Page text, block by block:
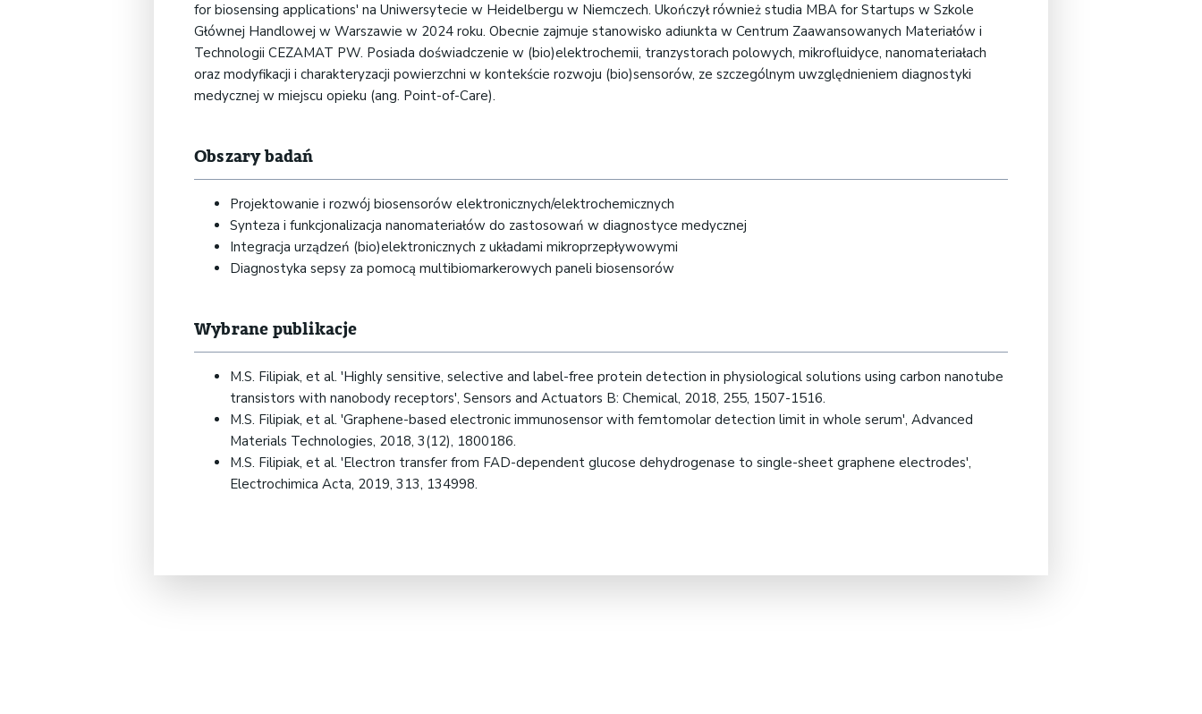
for biosensing applications' na Uniwersytecie w Heidelbergu w Niemczech. Ukończył również studia MBA for Startups w Szkole
Głównej Handlowej w Warszawie w 2024 roku. Obecnie zajmuje stanowisko adiunkta w Centrum Zaawansowanych Materiałów i
Technologii CEZAMAT PW. Posiada doświadczenie w (bio)elektrochemii, tranzystorach polowych, mikrofluidyce, nanomateriałach
oraz modyfikacji i charakteryzacji powierzchni w kontekście rozwoju (bio)sensorów, ze szczególnym uwzględnieniem diagnostyki
medycznej w miejscu opieku (ang. Point-of-Care).
Obszary badań
Projektowanie i rozwój biosensorów elektronicznych/elektrochemicznych
Synteza i funkcjonalizacja nanomateriałów do zastosowań w diagnostyce medycznej
Integracja urządzeń (bio)elektronicznych z układami mikroprzepływowymi
Diagnostyka sepsy za pomocą multibiomarkerowych paneli biosensorów
Wybrane publikacje
M.S. Filipiak, et al. 'Highly sensitive, selective and label-free protein detection in physiological solutions using carbon nanotube
transistors with nanobody receptors', Sensors and Actuators B: Chemical, 2018, 255, 1507-1516.
M.S. Filipiak, et al. 'Graphene-based electronic immunosensor with femtomolar detection limit in whole serum', Advanced
Materials Technologies, 2018, 3(12), 1800186.
M.S. Filipiak, et al. 'Electron transfer from FAD-dependent glucose dehydrogenase to single-sheet graphene electrodes',
Electrochimica Acta, 2019, 313, 134998.